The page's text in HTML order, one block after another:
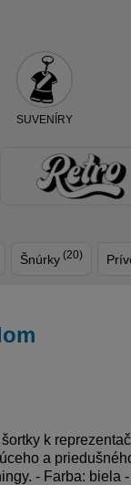
SUVENÍRY
klub,
Šnúrky (20)
k
a
- Farba: biela